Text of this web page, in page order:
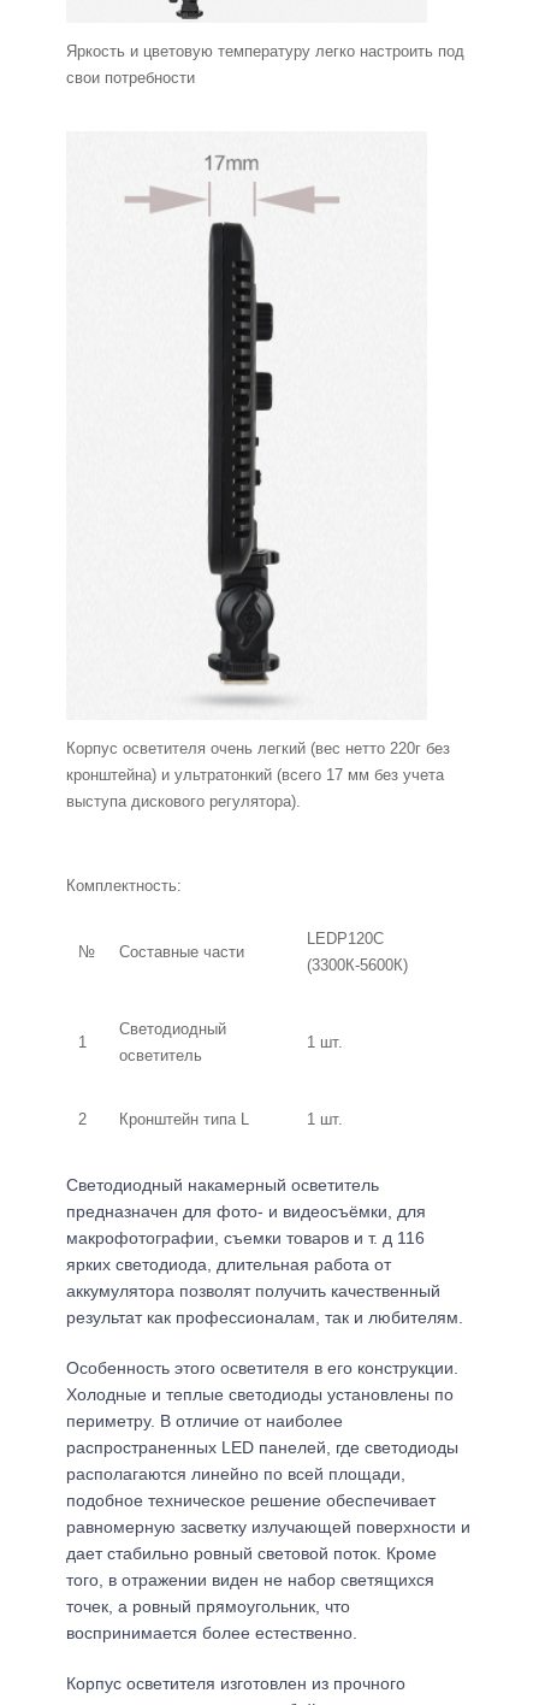
Яркость и цветовую температуру легко настроить под
свои потребности
Корпус осветителя очень легкий (вес нетто 220г без
кронштейна) и ультратонкий (всего 17 мм без учета
выступа дискового регулятора).
Комплектность:
№ Составные части
LEDP120С
(3300К-5600К)
1
Светодиодный
осветитель
1 шт.
2 Кронштейн типа L 1 шт.
Светодиодный накамерный осветитель
предназначен для фото- и видеосъёмки, для
макрофотографии, съемки товаров и т. д 116
ярких светодиода, длительная работа от
аккумулятора позволят получить качественный
результат как профессионалам, так и любителям.
Особенность этого осветителя в его конструкции.
Холодные и теплые светодиоды установлены по
периметру. В отличие от наиболее
распространенных LED панелей, где светодиоды
располагаются линейно по всей площади,
подобное техническое решение обеспечивает
равномерную засветку излучающей поверхности и
дает стабильно ровный световой поток. Кроме
того, в отражении виден не набор светящихся
точек, а ровный прямоугольник, что
воспринимается более естественно.
Корпус осветителя изготовлен из прочного